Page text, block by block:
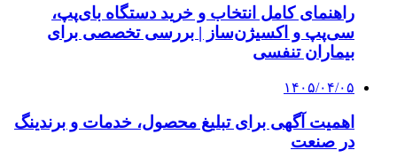
راهنمای کامل انتخاب و خرید دستگاه بای‌پپ،
سی‌پپ و اکسیژن‌ساز | بررسی تخصصی برای
بیماران تنفسی
۱۴۰۵/۰۴/۰۵
اهمیت آگهی برای تبلیغ محصول، خدمات و برندینگ
در صنعت